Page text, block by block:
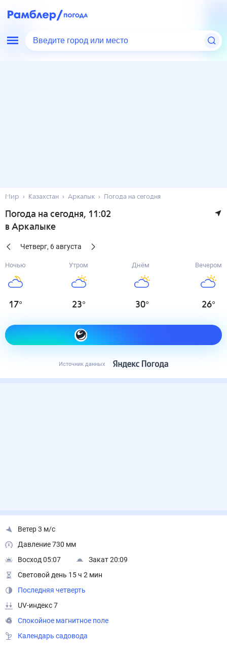
Введите город или место
Мир Казахстан Аркалык Погода на сегодня
Погода на сегодня, 11:02
в Аркалыке
Четверг, 6августа
Ночью
17°
Утром
23°
Днём
30°
Вечером
26°
Как одеться сегодня
Источник данных
Ветер 3 м/с
Давление 730 мм
Восход 05:07
Закат 20:09
Световой день 15 ч 2 мин
Последняя четверть
UV-индекс 7
Спокойное магнитное поле
Календарь садовода